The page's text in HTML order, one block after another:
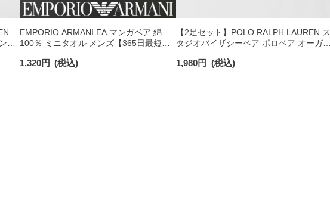
ト
EMPORIO ARMANI EA マンガベア 綿
100％ ミニタオル メンズ【365日最短翌
1,320円 (税込)
【2足セット】POLO RALPH LAUREN ス
タジオバイザシーベア ポロベア オーガニ
ンズ レディース 92009650
1,980円 (税込)